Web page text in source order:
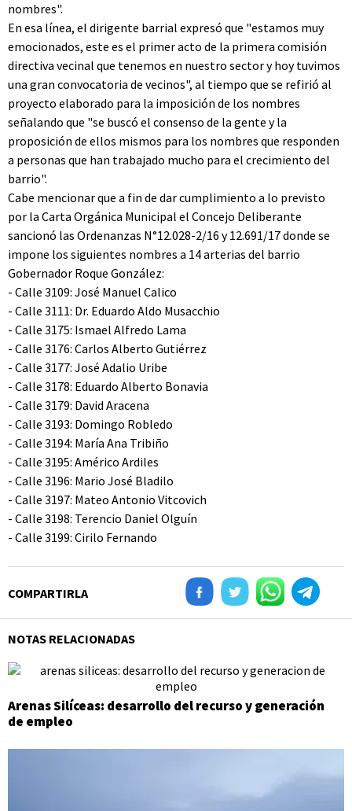
nombres".
En esa línea, el dirigente barrial expresó que "estamos muy
emocionados, este es el primer acto de la primera comisión
directiva vecinal que tenemos en nuestro sector y hoy tuvimos
una gran convocatoria de vecinos", al tiempo que se refirió al
proyecto elaborado para la imposición de los nombres
señalando que "se buscó el consenso de la gente y la
proposición de ellos mismos para los nombres que responden
a personas que han trabajado mucho para el crecimiento del
barrio".
Cabe mencionar que a fin de dar cumplimiento a lo previsto
por la Carta Orgánica Municipal el Concejo Deliberante
sancionó las Ordenanzas N°12.028-2/16 y 12.691/17 donde se
impone los siguientes nombres a 14 arterias del barrio
Gobernador Roque González:
- Calle 3109: José Manuel Calico
- Calle 3111: Dr. Eduardo Aldo Musacchio
- Calle 3175: Ismael Alfredo Lama
- Calle 3176: Carlos Alberto Gutiérrez
- Calle 3177: José Adalio Uribe
- Calle 3178: Eduardo Alberto Bonavia
- Calle 3179: David Aracena
- Calle 3193: Domingo Robledo
- Calle 3194: María Ana Tribiño
- Calle 3195: Américo Ardiles
- Calle 3196: Mario José Bladilo
- Calle 3197: Mateo Antonio Vitcovich
- Calle 3198: Terencio Daniel Olguín
- Calle 3199: Cirilo Fernando
COMPARTIRLA
NOTAS RELACIONADAS
Arenas Silíceas: desarrollo del recurso y generación
de empleo